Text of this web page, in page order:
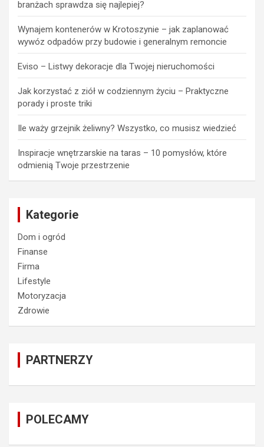
branżach sprawdza się najlepiej?
Wynajem kontenerów w Krotoszynie – jak zaplanować
wywóz odpadów przy budowie i generalnym remoncie
Eviso – Listwy dekoracje dla Twojej nieruchomości
Jak korzystać z ziół w codziennym życiu – Praktyczne
porady i proste triki
Ile waży grzejnik żeliwny? Wszystko, co musisz wiedzieć
Inspiracje wnętrzarskie na taras – 10 pomysłów, które
odmienią Twoje przestrzenie
Kategorie
Dom i ogród
Finanse
Firma
Lifestyle
Motoryzacja
Zdrowie
PARTNERZY
POLECAMY